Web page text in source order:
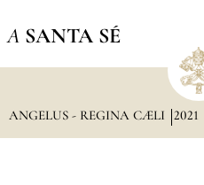
A SANTA SÉ
ANGELUS - REGINA CÆLI 2021